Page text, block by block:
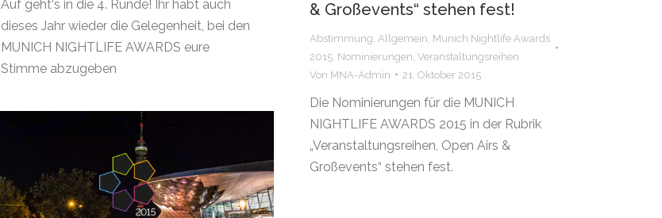
Auf geht‘s in die 4. Runde! Ihr habt auch
dieses Jahr wieder die Gelegenheit, bei den
MUNICH NIGHTLIFE AWARDS eure
Stimme abzugeben
& Großevents“ stehen fest!
Abstimmung Allgemein Munich Nightlife Awards
2015 Nominierungen Veranstaltungsreihen
Von MNA-Admin 21. Oktober 2015
Die Nominierungen für die MUNICH
NIGHTLIFE AWARDS 2015 in der Rubrik
„Veranstaltungsreihen, Open Airs &
Großevents“ stehen fest.